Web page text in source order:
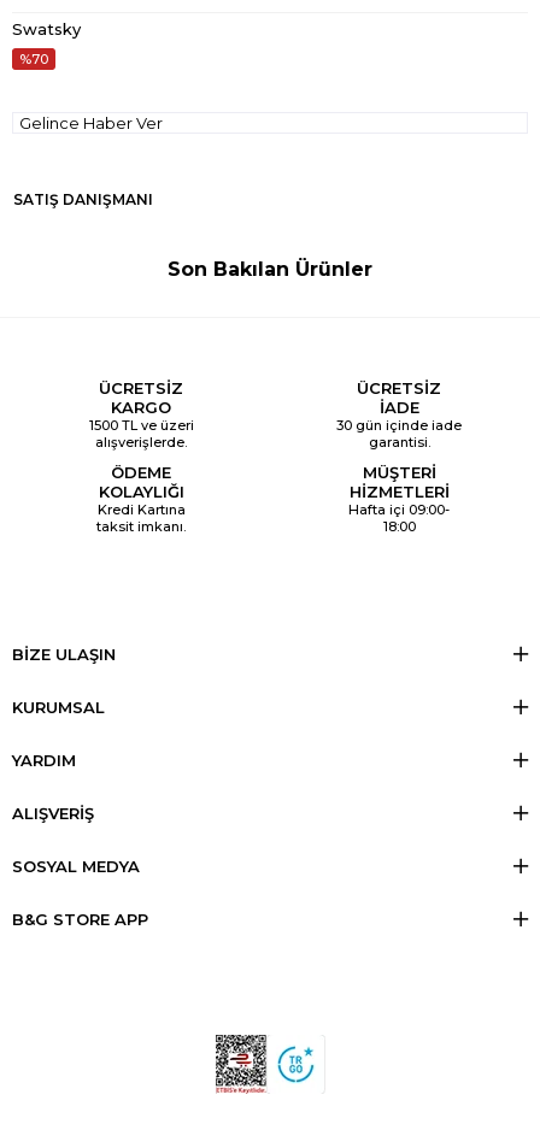
Swatsky
70
Gelince Haber Ver
SATIŞ DANIŞMANI
Son Bakılan Ürünler
ÜCRETSİZ
KARGO
1500 TL ve üzeri
alışverişlerde.
ÜCRETSİZ
İADE
30 gün içinde iade
garantisi.
ÖDEME
KOLAYLIĞI
Kredi Kartına
taksit imkanı.
MÜŞTERİ
HİZMETLERİ
Hafta içi 09:00-
18:00
BİZE ULAŞIN
KURUMSAL
YARDIM
ALIŞVERİŞ
SOSYAL MEDYA
B&G STORE APP